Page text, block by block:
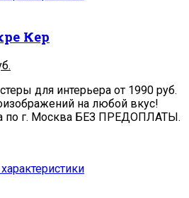
Кер
для интерьера от 1990 руб.
на любой вкус!
по г. Москва БЕЗ ПРЕДОПЛАТЫ.